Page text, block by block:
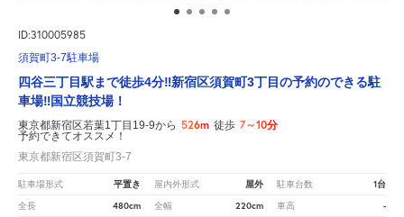
ID:310005985
須賀町3-7駐車場
四谷三丁目駅まで徒歩4分‼新宿区須賀町3丁目の予約のできる駐
車場‼国立競技場！
東京都新宿区若葉1丁目19-9から 526m 徒歩 7～10分
予約できてオススメ！
東京都新宿区須賀町3-7
駐車場形式 平置き 屋内外形式 屋外 駐車台数 1台
全長 480cm 全幅 220cm 車高 -